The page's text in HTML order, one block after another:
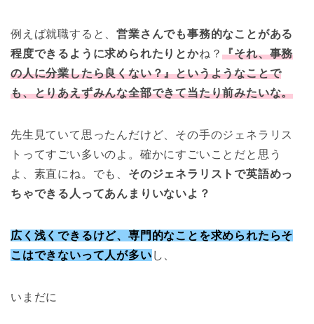
例えば就職すると、営業さんでも事務的なことがある
程度できるように求められたりとかね？『それ、事務
の人に分業したら良くない？』というようなことで
も、とりあえずみんな全部できて当たり前みたいな。
先生見ていて思ったんだけど、その手のジェネラリス
トってすごい多いのよ。確かにすごいことだと思う
よ、素直にね。でも、 そのジェネラリストで英語めっ
ちゃできる人ってあんまりいないよ？
広く浅くできるけど、専門的なことを求められたらそ
こはできないって人が多い し、
いまだに